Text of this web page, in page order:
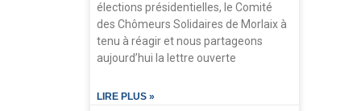
élections présidentielles, le Comité
des Chômeurs Solidaires de Morlaix à
tenu à réagir et nous partageons
aujourd’hui la lettre ouverte
LIRE PLUS »